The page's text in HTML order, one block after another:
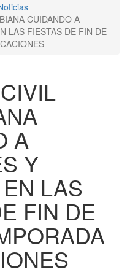
CUIDANDO A
LAS FIESTAS DE FIN DE
A
Y
LAS
FIN DE